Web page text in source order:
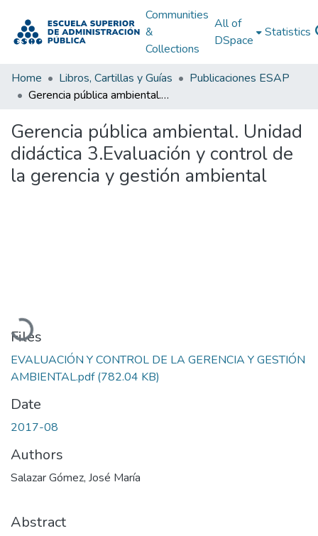
Communities
&
Collections
All of
DSpace
Statistics
Home Libros, Cartillas y Guías
Publicaciones ESAP
Gerencia pública ambiental. Unidad didáctica 3.Evaluación y control de la gerencia y gestión ambiental
Gerencia pública ambiental. Unidad
didáctica 3.Evaluación y control de
la gerencia y gestión ambiental
Loading...
Files
EVALUACIÓN Y CONTROL DE LA GERENCIA Y GESTIÓN
AMBIENTAL.pdf(782.04 KB)
Date
2017-08
Authors
Salazar Gómez, José María
Abstract